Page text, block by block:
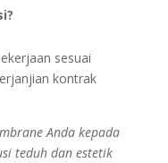
sesuai
kontrak
Anda kepada
teduh dan estetik